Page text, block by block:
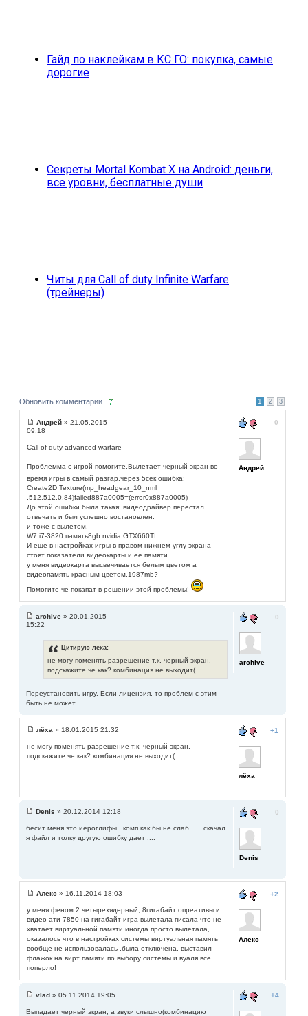
Гайд по наклейкам в КС ГО: покупка, самые
дорогие
Секреты Mortal Kombat X на Android: деньги,
все уровни, бесплатные души
Читы для Call of duty Infinite Warfare
(трейнеры)
1 2 3
Обновить комментарии
Андрей » 21.05.2015
09:18
Call of duty advanced warfare
Проблемма с игрой помогите.Вылетает черный экран во
время игры в самый разгар,через 5сек ошибка:
Create2D Texture(mp_headgear_10_nml
,512.512.0.84)failed887a0005=(error0x887a0005)
До этой ошибки была такая: видеодрайвер перестал
отвечать и был успешно востановлен.
и тоже с вылетом.
W7.i7-3820.память8gb.nvidia GTX660TI
И еще в настройках игры в правом нижнем углу экрана
стоят показатели видеокарты и ее памяти.
у меня видеокарта высвечивается белым цветом а
видеопамять красным цветом,1987mb?
Помогите че покапат в решении этой проблемы!
0
Андрей
archive » 20.01.2015
15:22
Цитирую лёха:
не могу поменять разрешение т.к. черный экран.
подскажите че как? комбинация не выходит(
Переустановить игру. Если лицензия, то проблем с этим
быть не может.
0
archive
лёха » 18.01.2015 21:32
не могу поменять разрешение т.к. черный экран.
подскажите че как? комбинация не выходит(
+1
лёха
Denis » 20.12.2014 12:18
бесит меня это иероглифы , комп как бы не слаб ..... скачал
я файл и толку другую ошибку дает ....
0
Denis
Алекс » 16.11.2014 18:03
у меня феном 2 четырехядерный, 8гигабайт опреативы и
видео ати 7850 на гигабайт игра вылетала писала что не
хватает виртуальной памяти иногда просто вылетала,
оказалось что в настройках системы виртуальная память
вообще не использовалась ,была отключена, выставил
флажок на вирт памяти по выбору системы и вуаля все
поперло!
+2
Алекс
vlad » 05.11.2014 19:05
Выпадает черный экран, а звуки слышно(комбинацию
+4